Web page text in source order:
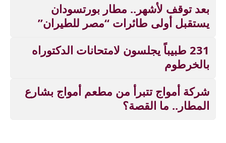
بعد توقف لأشهر.. مطار بورتسودان
يستقبل أولى طائرات “مصر للطيران”
231 طبيباً يجلسون لامتحانات الدكتوراه
بالخرطوم
شركة أمواج تتبرأ من مطعم أمواج بشارع
المطار.. ما القصة؟